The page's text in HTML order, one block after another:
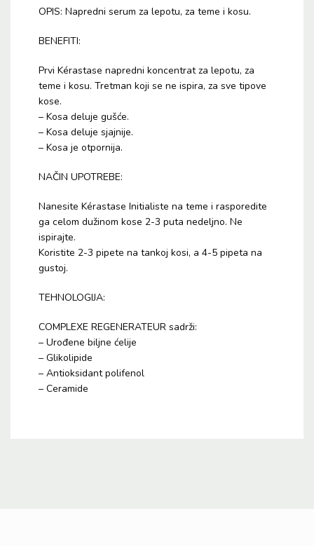
OPIS: Napredni serum za lepotu, za teme i kosu.
BENEFITI:
Prvi Kérastase napredni koncentrat za lepotu, za
teme i kosu. Tretman koji se ne ispira, za sve tipove
kose.
– Kosa deluje gušće.
– Kosa deluje sjajnije.
– Kosa je otpornija.
NAČIN UPOTREBE:
Nanesite Kérastase Initialiste na teme i rasporedite
ga celom dužinom kose 2-3 puta nedeljno. Ne
ispirajte.
Koristite 2-3 pipete na tankoj kosi, a 4-5 pipeta na
gustoj.
TEHNOLOGIJA:
COMPLEXE REGENERATEUR sadrži:
– Urođene biljne ćelije
– Glikolipide
– Antioksidant polifenol
– Ceramide